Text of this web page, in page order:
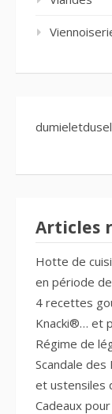
Articles
Hotte de
en période
4 recettes
Knacki®… et
Régime de
Scandale des
et ustensiles
Cadeaux